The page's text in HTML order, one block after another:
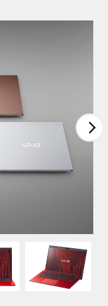
VAIOストア WEEKLY
SALE！
前9:59まで